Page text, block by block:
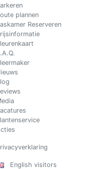
plannen
Reserveren
English visitors